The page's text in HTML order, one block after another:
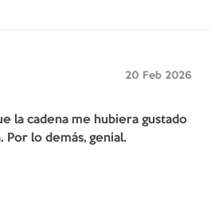
20 Feb 2026
la cadena me hubiera gustado
Por lo demás, genial.